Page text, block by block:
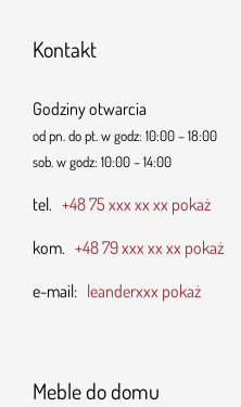
Kontakt
Godziny otwarcia
od pn. do pt. w godz: 10:00 – 18:00
sob. w godz: 10:00 – 14:00
tel. +48 75 xxx xx xx pokaż
kom. +48 79 xxx xx xx pokaż
e-mail: leanderxxx pokaż
Meble do domu